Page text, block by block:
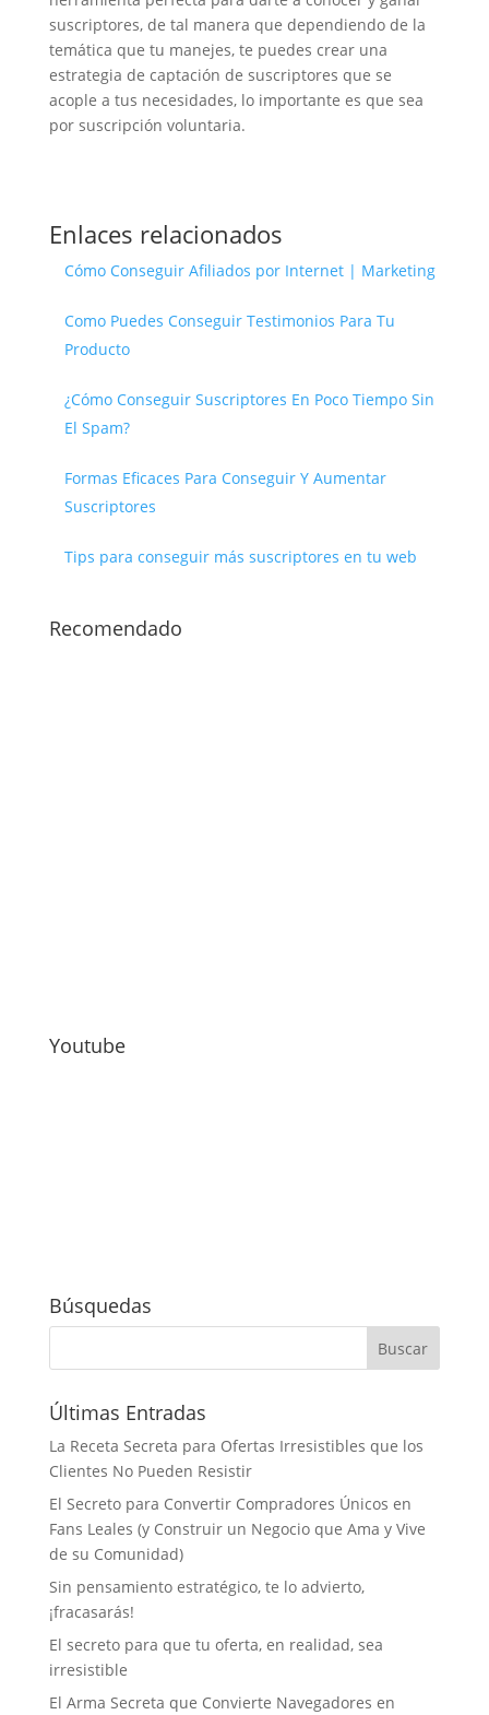
suscriptores, de tal manera que dependiendo de la
temática que tu manejes, te puedes crear una
estrategia de captación de suscriptores que se
acople a tus necesidades, lo importante es que sea
por suscripción voluntaria.
Enlaces relacionados
Cómo Conseguir Afiliados por Internet | Marketing
Como Puedes Conseguir Testimonios Para Tu
Producto
¿Cómo Conseguir Suscriptores En Poco Tiempo Sin
El Spam?
Formas Eficaces Para Conseguir Y Aumentar
Suscriptores
Tips para conseguir más suscriptores en tu web
Recomendado
Youtube
Búsquedas
Últimas Entradas
La Receta Secreta para Ofertas Irresistibles que los
Clientes No Pueden Resistir
El Secreto para Convertir Compradores Únicos en
Fans Leales (y Construir un Negocio que Ama y Vive
de su Comunidad)
Sin pensamiento estratégico, te lo advierto,
¡fracasarás!
El secreto para que tu oferta, en realidad, sea
irresistible
El Arma Secreta que Convierte Navegadores en